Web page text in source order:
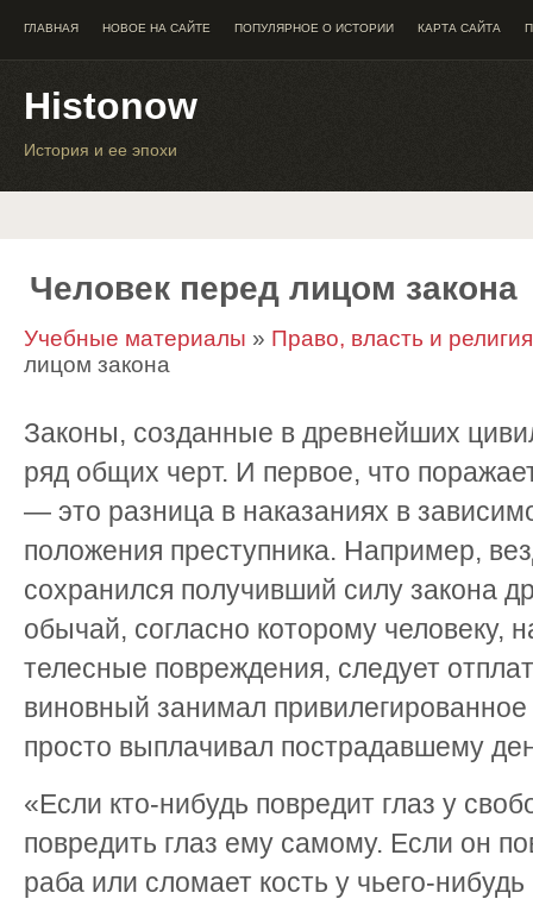
ГЛАВНАЯ НОВОЕ НА САЙТЕ ПОПУЛЯРНОЕ О ИСТОРИИ КАРТА САЙТА
Histonow
История и ее эпохи
Человек перед лицом закона
Учебные материалы » Право, власть и
лицом закона
Законы, созданные в древнейших
ряд общих черт. И первое, что
— это разница в наказаниях в
положения преступника. Например,
сохранился получивший силу закона
обычай, согласно которому человеку,
телесные повреждения, следует
виновный занимал
просто выплачивал пострадавшему
«Если кто-нибудь повредит глаз у
повредить глаз ему самому. Если он
раба или сломает кость у чьего-